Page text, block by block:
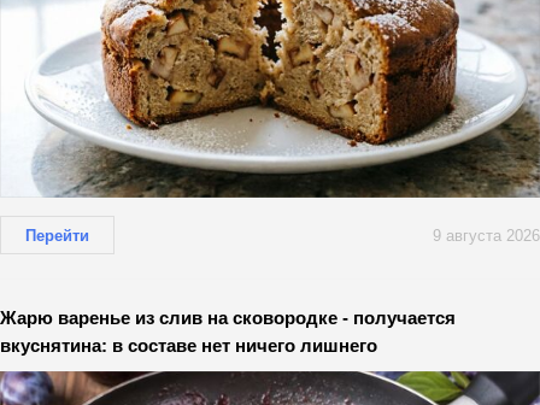
Перейти 9 августа 2026
Жарю варенье из слив на сковородке - получается
вкуснятина: в составе нет ничего лишнего